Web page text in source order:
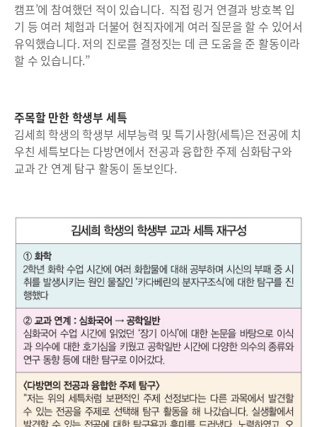
캠프’에 참여했던 적이 있습니다. 직접 링거 연결과 방호복 입
기 등 여러 체험과 더불어 현직자에게 여러 질문을 할 수 있어서
유익했습니다. 저의 진로를 결정짓는 데 큰 도움을 준 활동이라
할 수 있습니다.”
주목할 만한 학생부 세특
김세희 학생의 학생부 세부능력 및 특기사항(세특)은 전공에 치
우친 세특보다는 다방면에서 전공과 융합한 주제 심화탐구와
교과 간 연계 탐구 활동이 돋보인다.